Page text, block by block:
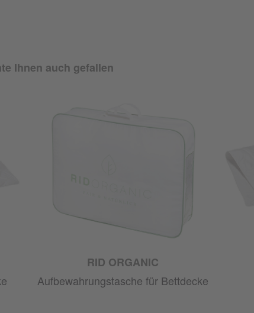
Ihnen auch gefallen
RID ORGANIC
Aufbewahrungstasche für Bettdecke